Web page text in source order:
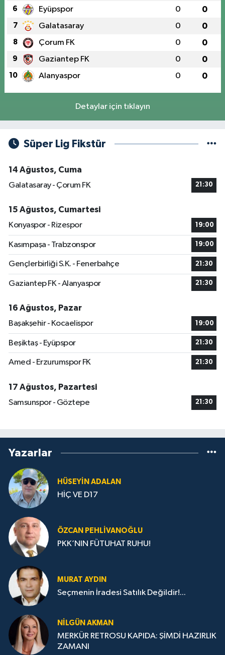
6 Eyüpspor 0 0
7 Galatasaray 0 0
8 Çorum FK 0 0
9 Gaziantep FK 0 0
10 Alanyaspor 0 0
Detaylar için tıklayın
Süper Lig Fikstür
14 Ağustos, Cuma
Galatasaray - Çorum FK
21:30
15 Ağustos, Cumartesi
Konyaspor - Rizespor
19:00
Kasımpaşa - Trabzonspor 19:00
Gençlerbirliği S.K. - Fenerbahçe 21:30
Gaziantep FK - Alanyaspor 21:30
16 Ağustos, Pazar
Başakşehir - Kocaelispor
19:00
Beşiktaş - Eyüpspor 21:30
Amed - Erzurumspor FK 21:30
17 Ağustos, Pazartesi
Samsunspor - Göztepe
21:30
Yazarlar
HÜSEYIN ADALAN
HİÇ VE D17
ÖZCAN PEHLIVANOĞLU
PKK’NIN FÜTUHAT RUHU!
MURAT AYDIN
Seçmenin İradesi Satılık Değildir!...
NILGÜN AKMAN
MERKÜR RETROSU KAPIDA: ŞİMDİ HAZIRLIK
ZAMANI